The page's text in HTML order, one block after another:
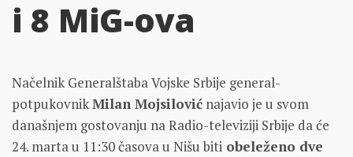
i 8 MiG-ova
Načelnik Generalštaba Vojske Srbije general-
potpukovnikMilan Mojsilović najavio je u svom
današnjem gostovanju na Radio-televiziji Srbije da će
24. marta u 11:30 časova u Nišu biti obeleženo dve